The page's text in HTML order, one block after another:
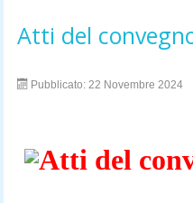
Atti del
Pubblicato: 22 Novembre 2024
Atti del